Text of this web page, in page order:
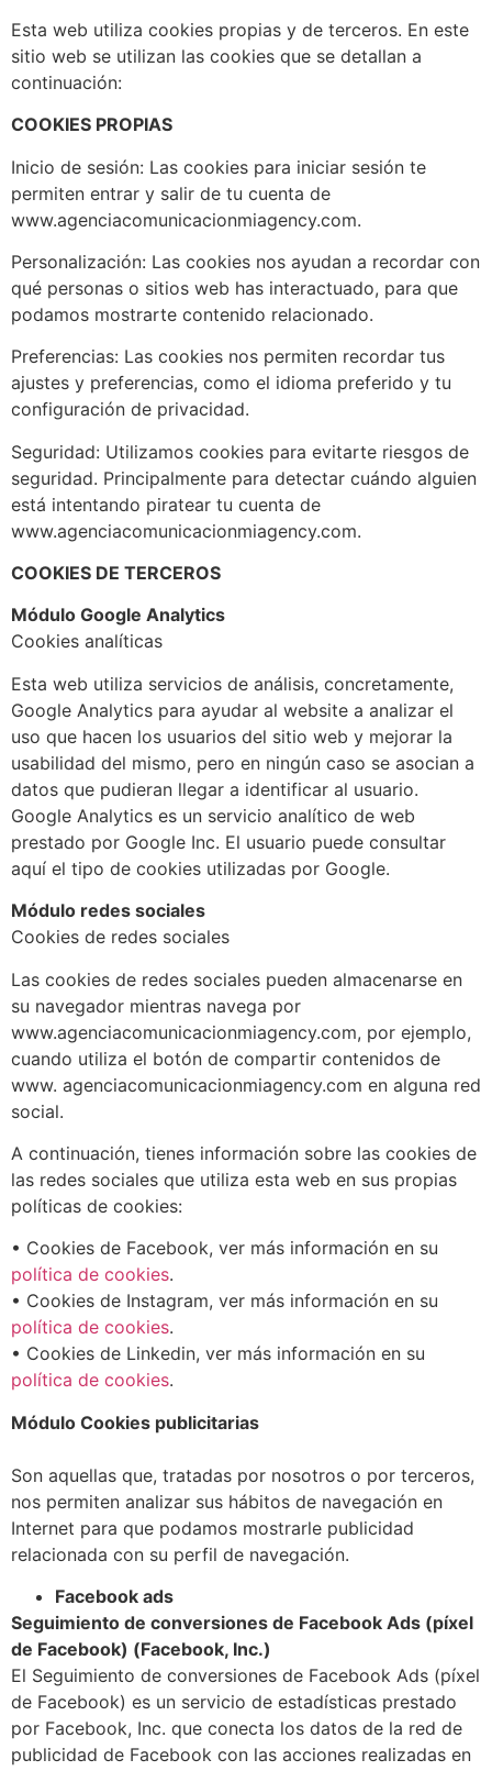
Esta web utiliza cookies propias y de terceros. En este
sitio web se utilizan las cookies que se detallan a
continuación:
COOKIES PROPIAS
Inicio de sesión: Las cookies para iniciar sesión te
permiten entrar y salir de tu cuenta de
www.agenciacomunicacionmiagency.com.
Personalización: Las cookies nos ayudan a recordar con
qué personas o sitios web has interactuado, para que
podamos mostrarte contenido relacionado.
Preferencias: Las cookies nos permiten recordar tus
ajustes y preferencias, como el idioma preferido y tu
configuración de privacidad.
Seguridad: Utilizamos cookies para evitarte riesgos de
seguridad. Principalmente para detectar cuándo alguien
está intentando piratear tu cuenta de
www.agenciacomunicacionmiagency.com.
COOKIES DE TERCEROS
Módulo Google Analytics
Cookies analíticas
Esta web utiliza servicios de análisis, concretamente,
Google Analytics para ayudar al website a analizar el
uso que hacen los usuarios del sitio web y mejorar la
usabilidad del mismo, pero en ningún caso se asocian a
datos que pudieran llegar a identificar al usuario.
Google Analytics es un servicio analítico de web
prestado por Google Inc. El usuario puede consultar
aquí el tipo de cookies utilizadas por Google.
Módulo redes sociales
Cookies de redes sociales
Las cookies de redes sociales pueden almacenarse en
su navegador mientras navega por
www.agenciacomunicacionmiagency.com, por ejemplo,
cuando utiliza el botón de compartir contenidos de
www. agenciacomunicacionmiagency.com en alguna red
social.
A continuación, tienes información sobre las cookies de
las redes sociales que utiliza esta web en sus propias
políticas de cookies:
• Cookies de Facebook, ver más información en su
política de cookies.
• Cookies de Instagram, ver más información en su
política de cookies.
• Cookies de Linkedin, ver más información en su
política de cookies.
Módulo Cookies publicitarias
Son aquellas que, tratadas por nosotros o por terceros,
nos permiten analizar sus hábitos de navegación en
Internet para que podamos mostrarle publicidad
relacionada con su perfil de navegación.
Facebook ads
Seguimiento de conversiones de Facebook Ads (píxel
de Facebook) (Facebook, Inc.)
El Seguimiento de conversiones de Facebook Ads (píxel
de Facebook) es un servicio de estadísticas prestado
por Facebook, Inc. que conecta los datos de la red de
publicidad de Facebook con las acciones realizadas en